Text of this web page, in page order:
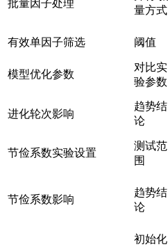
批量因子处理
量方式
有效单因子筛选 阈值
模型优化参数
对比实
验参数
进化轮次影响
趋势结
论
节俭系数实验设置
测试范
围
节俭系数影响
趋势结
论
初始化